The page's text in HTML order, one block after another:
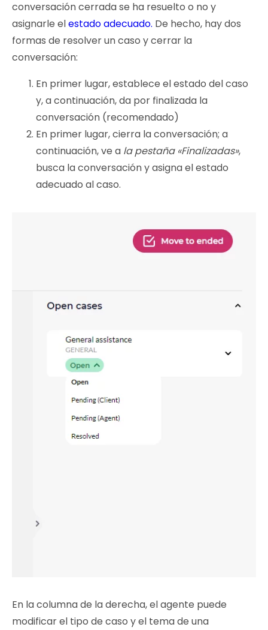
conversación cerrada se ha resuelto o no y
asignarle elestado adecuado. De hecho, hay dos
formas de resolver un caso y cerrar la
conversación:
En primer lugar, establece el estado del caso
y, a continuación, da por finalizada la
conversación (recomendado)
En primer lugar, cierra la conversación; a
continuación, ve a la pestaña «Finalizadas»,
busca la conversación y asigna el estado
adecuado al caso.
En la columna de la derecha, el agente puede
modificar el tipo de caso y el tema de una